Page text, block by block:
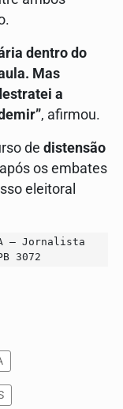
dentro do
Mas
a
, afirmou.
de distensão
os embates
eleitoral
– Jornalista
3072